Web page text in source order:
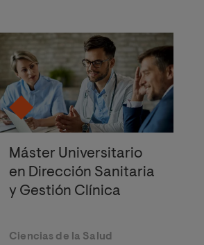
Máster Universitario
en Dirección Sanitaria
y Gestión Clínica
Ciencias de la Salud